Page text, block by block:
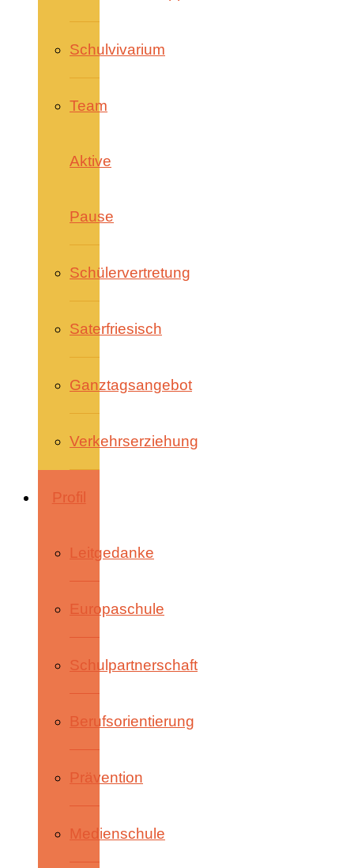
Schulvivarium
Team
Aktive
Pause
Schülervertretung
Saterfriesisch
Ganztagsangebot
Verkehrserziehung
Profil
Leitgedanke
Europaschule
Schulpartnerschaft
Berufsorientierung
Prävention
Medienschule